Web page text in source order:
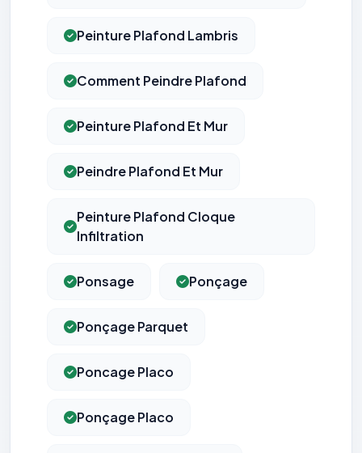
Peinture Plafond Lambris
Comment Peindre Plafond
Peinture Plafond Et Mur
Peindre Plafond Et Mur
Peinture Plafond Cloque
Infiltration
Ponsage Ponçage
Ponçage Parquet
Poncage Placo
Ponçage Placo